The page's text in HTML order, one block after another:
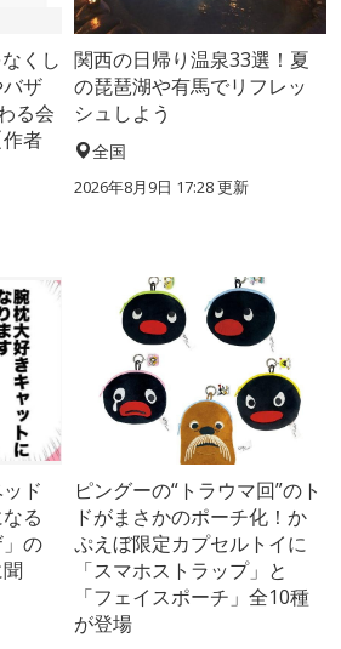
くし
ザ
る会
者
関西の日帰り温泉33選！夏
の琵琶湖や有馬でリフレッ
シュしよう
全国
2026年8月9日 17:28更新
ド
る
の
ピングーの“トラウマ回”のト
ドがまさかのポーチ化！か
ぷえぼ限定カプセルトイに
「スマホストラップ」と
「フェイスポーチ」全10種
が登場